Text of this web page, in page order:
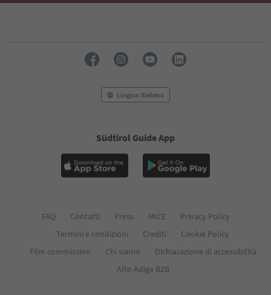
Lingua: Italiano
Südtirol Guide App
FAQ Contatti Press MICE
Privacy Policy
Termini e condizioni
Crediti
Cookie Policy
Film commission
Chi siamo
Dichiarazione di accessibilità
Alto Adige B2B